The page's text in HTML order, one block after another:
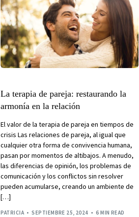
La terapia de pareja: restaurando la
armonía en la relación
El valor de la terapia de pareja en tiempos de
crisis Las relaciones de pareja, al igual que
cualquier otra forma de convivencia humana,
pasan por momentos de altibajos. A menudo,
las diferencias de opinión, los problemas de
comunicación y los conflictos sin resolver
pueden acumularse, creando un ambiente de
[…]
PATRICIA SEPTIEMBRE 25, 2024 6 MIN READ